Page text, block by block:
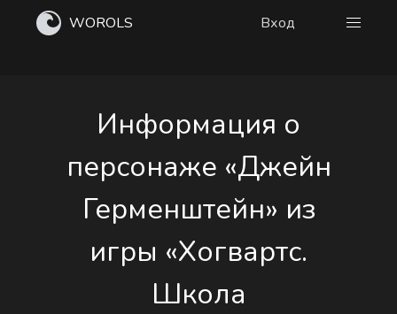
WOROLS Вход
Информация о
персонаже «Джейн
Герменштейн» из
игры «Хогвартс.
Школа